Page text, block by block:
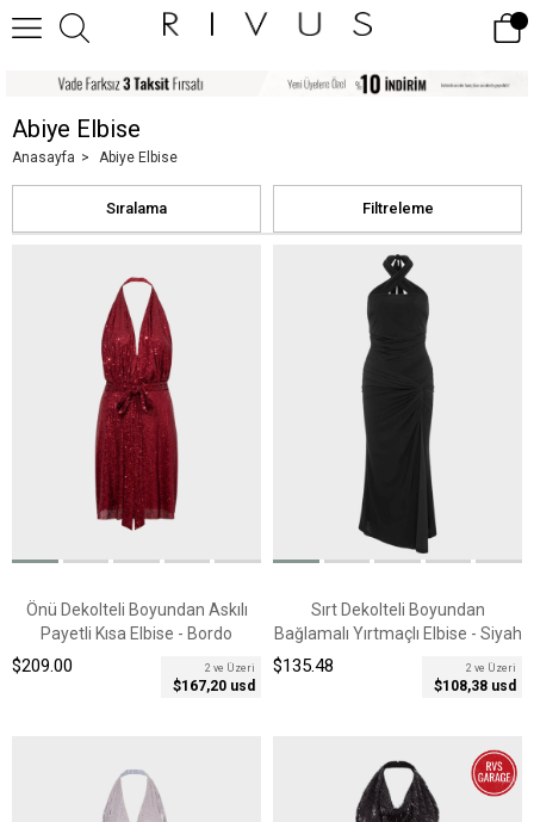
Abiye Elbise
Anasayfa Abiye Elbise
Filtreleme
Sıralama
Önü Dekolteli Boyundan Askılı
Payetli Kısa Elbise - Bordo
$209.00 2 ve Üzeri
$167,20 usd
Sırt Dekolteli Boyundan
Bağlamalı Yırtmaçlı Elbise - Siyah
$135.48 2 ve Üzeri
$108,38 usd